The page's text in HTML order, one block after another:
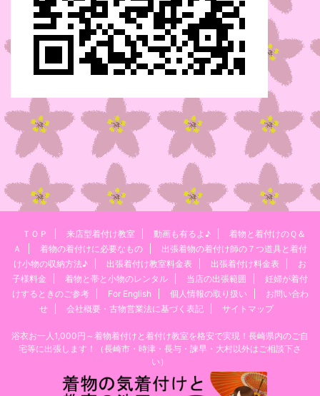
ＴＯＰ 来店型着付け教室 動画も有るよ♪
着物と着付けのＱ＆
Ａ
着物の着付けに必要なもの
出張着物の着付け師の７つ道具と着付
け小物の収納方法♪
出張着付け教室料金表 出張着付け料金表
お
子様料金
着物と帯と小物のレンタル 当店の出張範囲
妊婦が着付
けするときのご参考
For English 個人情報の取り扱い
お問い合わ
せ
会社概要・古物営業法に基づく表記 サイトマップ
浴衣お一人1,000円～着物着付けと着付け教室を格安で実現！長崎県内のご自
宅等に出張します！（長崎市・時津・長与・諫早・大村以外はご相談下さ
い）